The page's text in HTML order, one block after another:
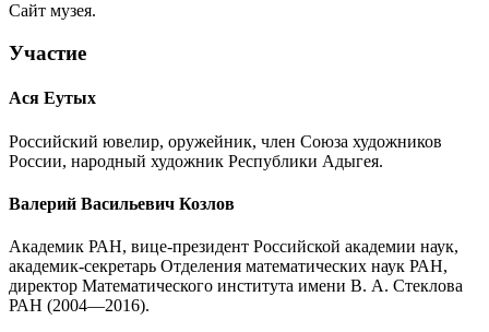
Сайт музея.
Участие
Ася Еутых
Российский ювелир, оружейник, член Союза художников
России, народный художник Республики Адыгея.
Валерий Васильевич Козлов
Академик РАН, вице-президент Российской академии наук,
академик-секретарь Отделения математических наук РАН,
директор Математического института имени В. А. Стеклова
РАН (2004—2016).